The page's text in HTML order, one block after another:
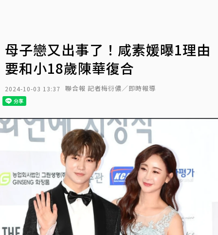
母子戀又出事了！咸素媛曝1理由
要和小18歲陳華復合
2024-10-03 13:37 聯合報 記者梅衍儂／即時報導